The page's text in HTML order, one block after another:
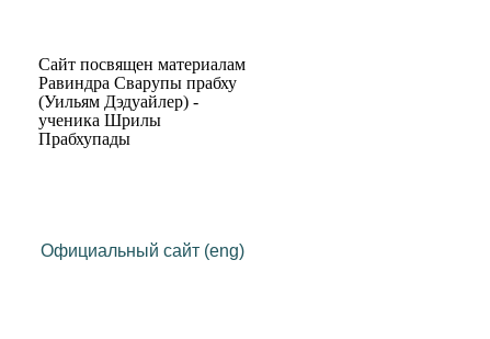
Сайт посвящен материалам
Равиндра Сварупы прабху
(Уильям Дэдуайлер) -
ученика Шрилы
Прабхупады
Официальный сайт (eng)